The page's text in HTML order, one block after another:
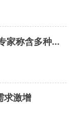
印度牛尿成热卖品 印专家称含多种化合物可治多种疾病
求激增